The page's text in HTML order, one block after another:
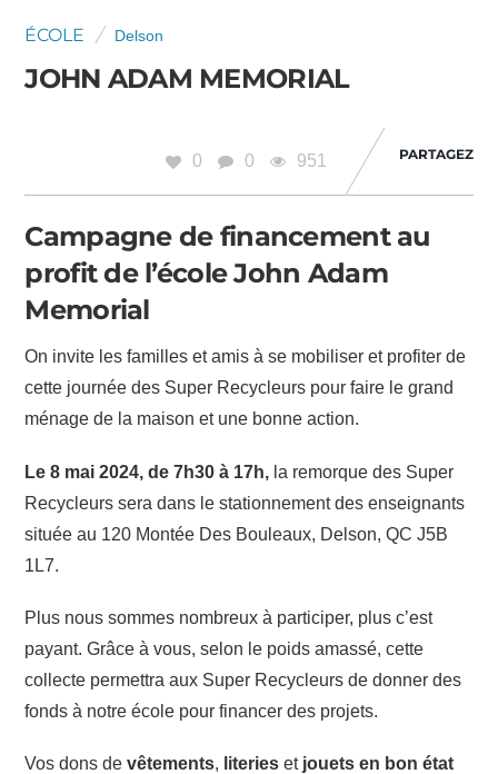
ÉCOLE Delson
JOHN ADAM MEMORIAL
0 0 951 PARTAGEZ
Campagne de financement au
profit de l’école John Adam
Memorial
On invite les familles et amis à se mobiliser et profiter de
cette journée des Super Recycleurs pour faire le grand
ménage de la maison et une bonne action.
Le 8 mai 2024, de 7h30 à 17h, la remorque des Super
Recycleurs sera dans le stationnement des enseignants
située au 120 Montée Des Bouleaux, Delson, QC J5B
1L7.
Plus nous sommes nombreux à participer, plus c’est
payant. Grâce à vous, selon le poids amassé, cette
collecte permettra aux Super Recycleurs de donner des
fonds à notre école pour financer des projets.
Vos dons devêtements, literies et jouets en bon état